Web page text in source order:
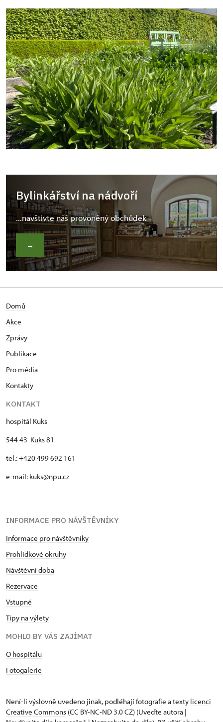
Bylinkářství na nádvoří
...navštivte náš provoněný obchůdek
→
Domů
Akce
Zprávy
Publikace
Pro média
Kontakty
KONTAKT
hospitál Kuks
544 43 Kuks 81
tel.: +420 499 692 161
e-mail: kuks@npu.cz
INFORMACE PRO NÁVŠTĚVNÍKY
Informace pro návštěvníky
Prohlídkové okruhy
Návštěvní doba
Rezervace
Vstupné
Tipy na výlety
MOHLO BY VÁS ZAJÍMAT
O hospitálu
Fotogalerie
Není-li výslovně uvedeno jinak, podléhají fotografie a texty licenci
Creative Commons (CC BY-NC-ND 3.0 CZ) (Uveďte autora |